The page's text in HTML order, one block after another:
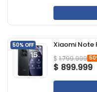
50% OFF Xiaomi Note
$ 1.799.999
$ 899.999